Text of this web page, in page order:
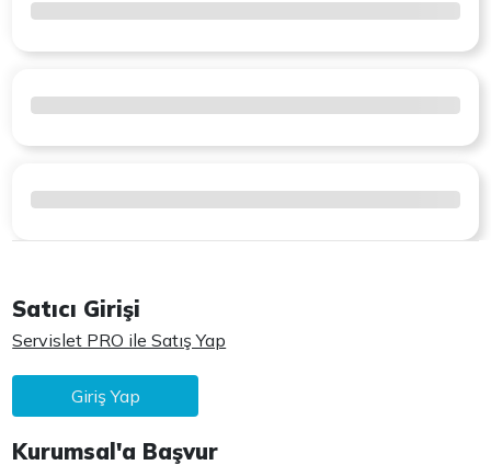
Satıcı Girişi
Servislet PRO ile Satış Yap
Giriş Yap
Kurumsal'a Başvur